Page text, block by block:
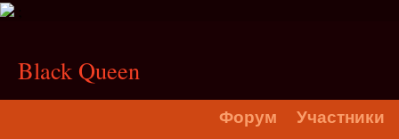
Black Queen
Форум Участники